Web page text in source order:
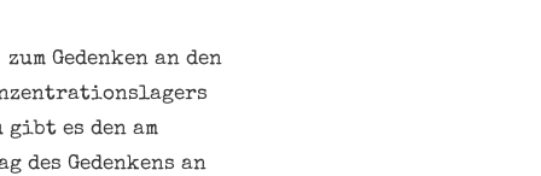
Gedenken an den
es den am
des Gedenkens an